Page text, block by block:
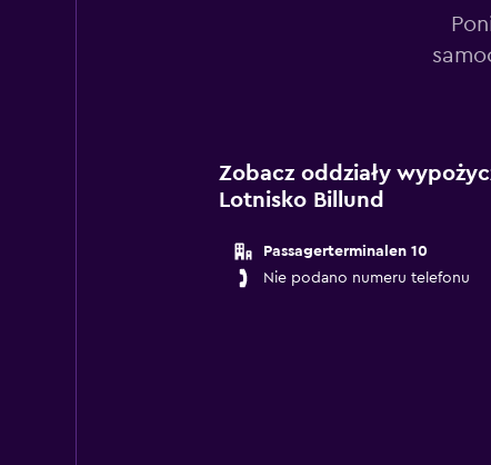
Zobacz oddziały
Lotnisko Billund
Passagerterminalen 10
Nie podano numeru telefonu